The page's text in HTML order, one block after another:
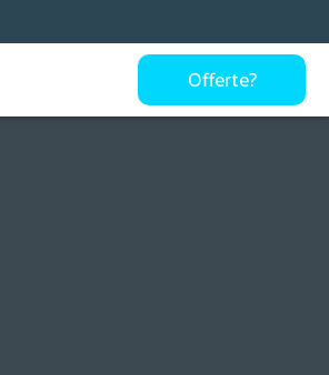
Offerte?